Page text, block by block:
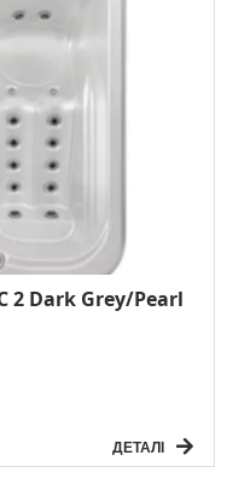
2 Dark Grey/Pearl
ДЕТАЛІ